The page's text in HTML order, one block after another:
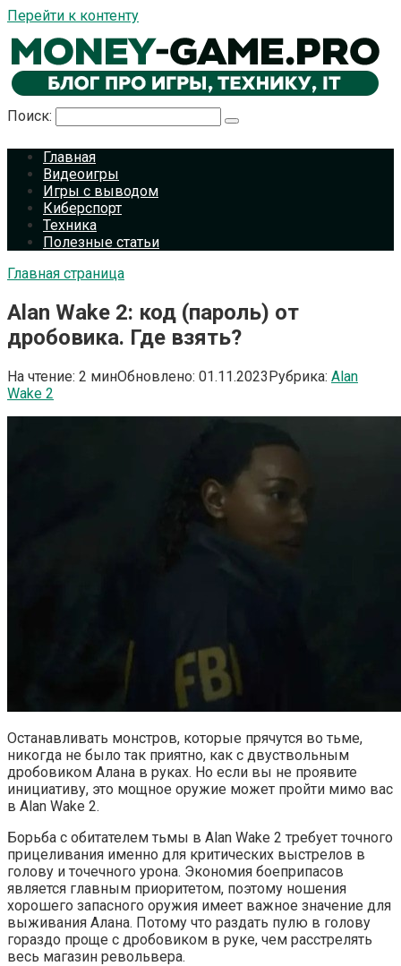
Перейти к контенту
Поиск:
Главная
Видеоигры
Игры с выводом
Киберспорт
Техника
Полезные статьи
Главная страница
Alan Wake 2: код (пароль) от
дробовика. Где взять?
На чтение: 2 минОбновлено: 01.11.2023Рубрика: Alan
Wake 2
Останавливать монстров, которые прячутся во тьме,
никогда не было так приятно, как с двуствольным
дробовиком Алана в руках. Но если вы не проявите
инициативу, это мощное оружие может пройти мимо вас
в Alan Wake 2.
Борьба с обитателем тьмы в Alan Wake 2 требует точного
прицеливания именно для критических выстрелов в
голову и точечного урона. Экономия боеприпасов
является главным приоритетом, поэтому ношения
хорошего запасного оружия имеет важное значение для
выживания Алана. Потому что раздать пулю в голову
гораздо проще с дробовиком в руке, чем расстрелять
весь магазин револьвера.